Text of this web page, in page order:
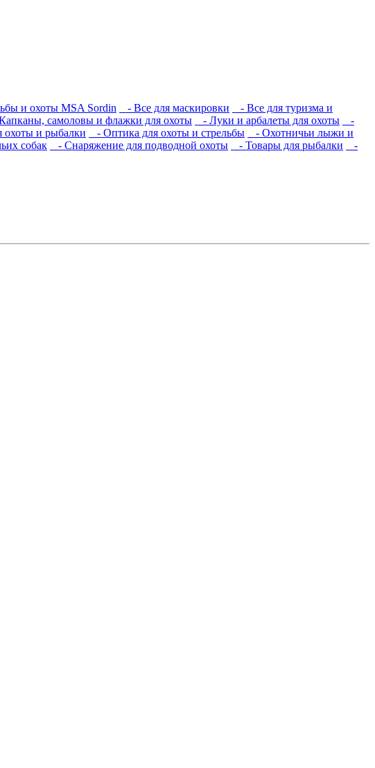
и охоты MSA Sordin - Все для маскировки
- Все для туризма и
самоловы и флажки для охоты - Луки и арбалеты для охоты
-
и рыбалки - Оптика для охоты и стрельбы
- Охотничьи лыжи и
собак - Снаряжение для подводной охоты - Товары для рыбалки
-